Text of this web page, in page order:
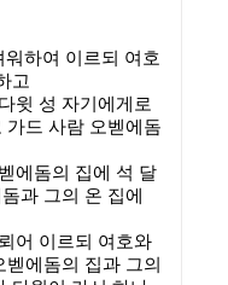
하여 이르되 여호
고
윗 성 자기에게로
드 사람 오벧에돔
에돔의 집에 석 달
과 그의 온 집에
어 이르되 여호와
에돔의 집과 그의